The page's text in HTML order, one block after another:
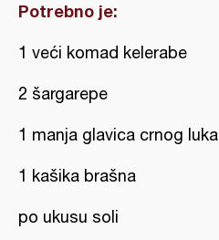
Potrebno je:
1 veći komad kelerabe
2 šargarepe
1 manja glavica crnog luka
1 kašika brašna
po ukusu soli